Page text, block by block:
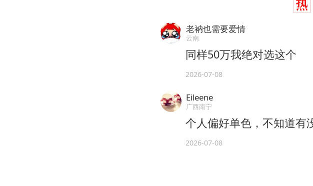
老衲也需要爱情
云南
同样50万我绝对选这个
2026-07-08
Eileene
广西南宁
个人偏好单色，不知道有
2026-07-08